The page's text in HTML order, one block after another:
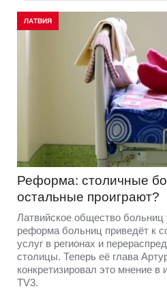
ЛАТВИЯ
Реформа: столичные
остальные проиграют?
Латвийское общество
реформа больниц приведёт к
услуг в регионах и
столицы. Теперь её глава
конкретизировал это мнение в
TV3.